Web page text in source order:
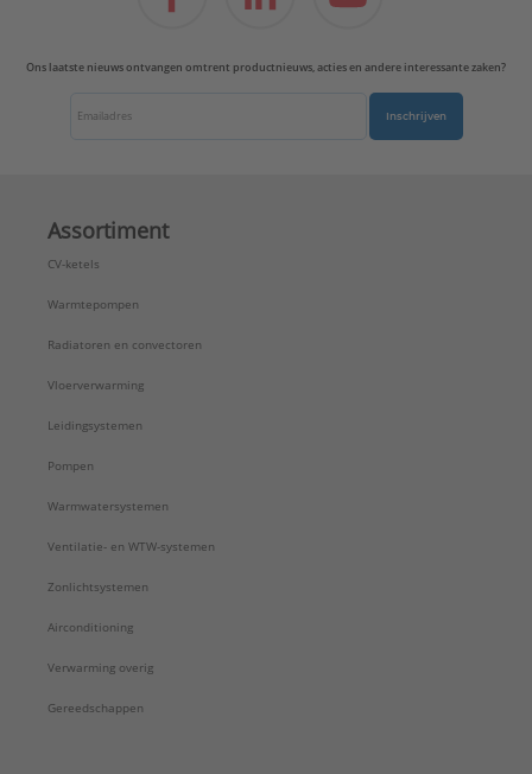
Ons laatste nieuws ontvangen omtrent productnieuws, acties en andere interessante zaken?
Inschrijven
Assortiment
CV-ketels
Warmtepompen
Radiatoren en convectoren
Vloerverwarming
Leidingsystemen
Pompen
Warmwatersystemen
Ventilatie- en WTW-systemen
Zonlichtsystemen
Airconditioning
Verwarming overig
Gereedschappen